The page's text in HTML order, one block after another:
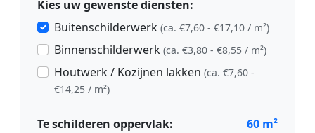
Kies uw gewenste diensten:
Buitenschilderwerk (ca. €7,60 - €17,10 / m²)
Binnenschilderwerk (ca. €3,80 - €8,55 / m²)
Houtwerk / Kozijnen lakken (ca. €7,60 -
€14,25 / m²)
Te schilderen oppervlak: 60 m²